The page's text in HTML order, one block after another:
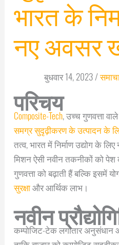
भारत के
नए अवसर
बुधवार 14, 2023/
परिचय
Composite-Tech, उच्च गुणवत्ता
समग्र सुदृढ़ीकरण के उत्पादन के
तत्व, भारत में निर्माण उद्योग के
मिशन ऐसी नवीन तकनीकों को पेश
गुणवत्ता को बढ़ाती हैं बल्कि इसमें
सुरक्षाऔर आर्थिक लाभ।
नवीन
कम्पोजिट-टेक लगातार अनुसंधान